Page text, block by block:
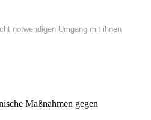
notwendigen Umgang mit ihnen
Maßnahmen gegen